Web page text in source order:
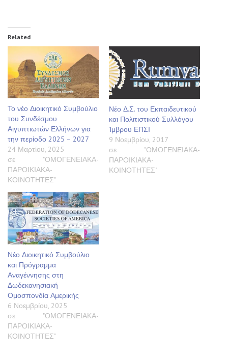
Related
Το νέο Διοικητικό Συμβούλιο
του Συνδέσμου
Αιγυπτιωτών Ελλήνων για
την περίοδο 2025 – 2027
24 Μαρτίου, 2025
σε "ΟΜΟΓΕΝΕΙΑΚΑ-
ΠΑΡΟΙΚΙΑΚΑ-
ΚΟΙΝΟΤΗΤΕΣ"
Νέο Δ.Σ. του Εκπαιδευτικού
και Πολιτιστικού Συλλόγου
Ίμβρου ΕΠΣΙ
9 Νοεμβρίου, 2017
σε "ΟΜΟΓΕΝΕΙΑΚΑ-
ΠΑΡΟΙΚΙΑΚΑ-
ΚΟΙΝΟΤΗΤΕΣ"
Νέο Διοικητικό Συμβούλιο
και Πρόγραμμα
Αναγέννησης στη
Δωδεκανησιακή
Ομοσπονδία Αμερικής
6 Νοεμβρίου, 2025
σε "ΟΜΟΓΕΝΕΙΑΚΑ-
ΠΑΡΟΙΚΙΑΚΑ-
ΚΟΙΝΟΤΗΤΕΣ"